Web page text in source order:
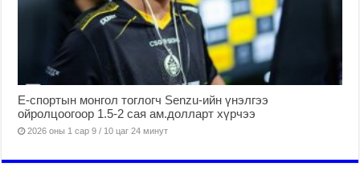
Е-спортын монгол тоглогч Senzu-ийн үнэлгээ
ойролцоогоор 1.5-2 сая ам.долларт хүрчээ
2026 оны 1 сар 9 / 10 цаг 24 минут